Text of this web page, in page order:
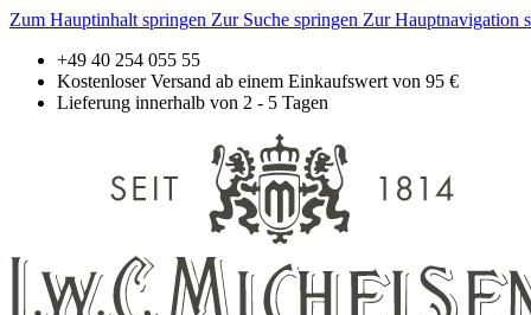
Zum Hauptinhalt springen Zur Suche springen Zur Hauptnavigation
+49 40 254 055 55
Kostenloser Versand ab einem Einkaufswert von 95 €
Lieferung innerhalb von 2 - 5 Tagen